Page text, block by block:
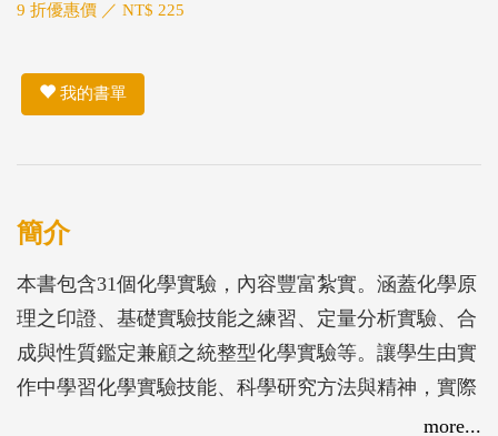
9 折優惠價 ／ NT$ 225
我的書單
簡介
本書包含31個化學實驗，內容豐富紮實。涵蓋化學原
理之印證、基礎實驗技能之練習、定量分析實驗、合
成與性質鑑定兼顧之統整型化學實驗等。讓學生由實
作中學習化學實驗技能、科學研究方法與精神，實際
動手操作製備新穎材料化學實驗以瞭解科技發展新動
more...